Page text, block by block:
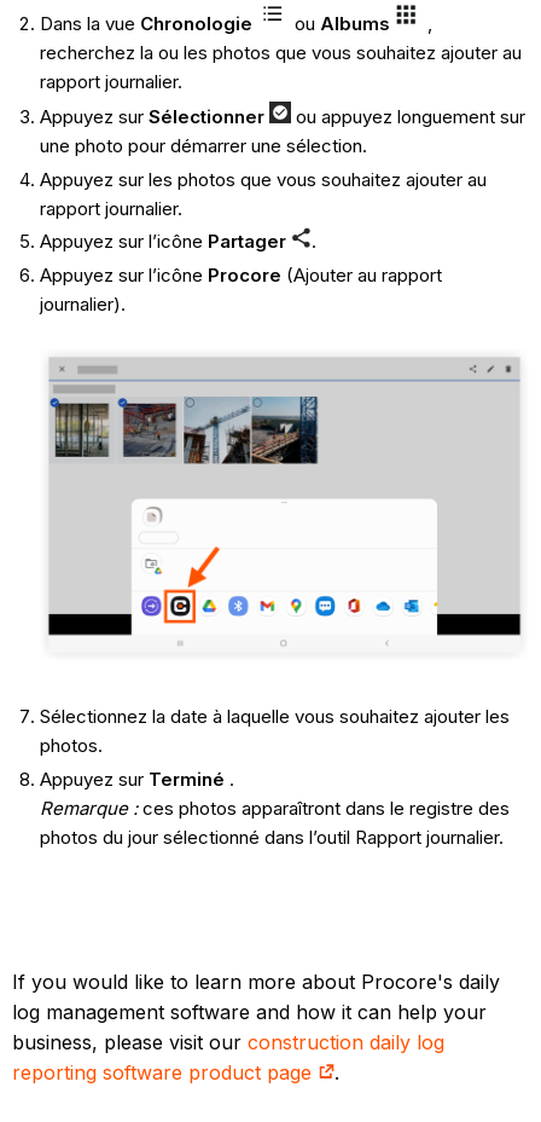
Dans la vue Chronologie ou Albums
,
recherchez la ou les photos que vous souhaitez ajouter au
rapport journalier.
Appuyez sur Sélectionner
ou appuyez longuement sur
une photo pour démarrer une sélection.
Appuyez sur les photos que vous souhaitez ajouter au
rapport journalier.
Appuyez sur l’icône Partager
.
Appuyez sur l’icône Procore (Ajouter au rapport
journalier).
Sélectionnez la date à laquelle vous souhaitez ajouter les
photos.
Appuyez sur Terminé .
Remarque :ces photos apparaîtront dans le registre des
photos du jour sélectionné dans l’outil Rapport journalier.
If you would like to learn more about Procore's daily
log management software and how it can help your
business, please visit ourconstruction daily log
reporting software product page
.